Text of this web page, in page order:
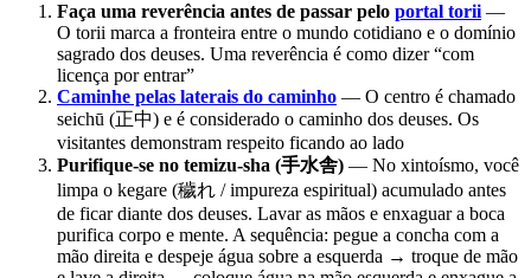
Faça uma reverência antes de passar pelo portal torii —
O torii marca a fronteira entre o mundo cotidiano e o domínio
sagrado dos deuses. Uma reverência é como dizer “com
licença por entrar”
Caminhe pelas laterais do caminho — O centro é chamado
seichū (正中) e é considerado o caminho dos deuses. Os
visitantes demonstram respeito ficando ao lado
Purifique-se no temizu-sha (手水舎) — No xintoísmo, você
limpa o kegare (穢れ / impureza espiritual) acumulado antes
de ficar diante dos deuses. Lavar as mãos e enxaguar a boca
purifica corpo e mente. A sequência: pegue a concha com a
mão direita e despeje água sobre a esquerda → troque de mão